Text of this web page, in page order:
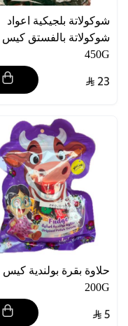
شوكولاتة بلجيكية اعواد
شوكولاتة بالفستق كيس
450G
23
حلاوة بقرة بولندية كيس
200G
5